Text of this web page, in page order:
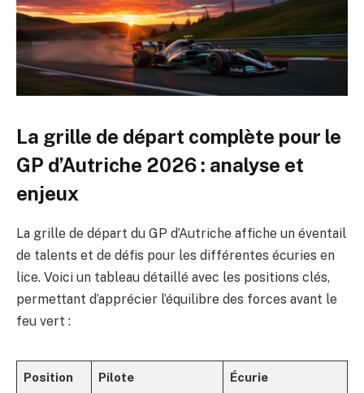
La grille de départ complète pour le
GP d’Autriche 2026 : analyse et
enjeux
La grille de départ du GP d’Autriche affiche un éventail
de talents et de défis pour les différentes écuries en
lice. Voici un tableau détaillé avec les positions clés,
permettant d’apprécier l’équilibre des forces avant le
feu vert :
Position Pilote Écurie